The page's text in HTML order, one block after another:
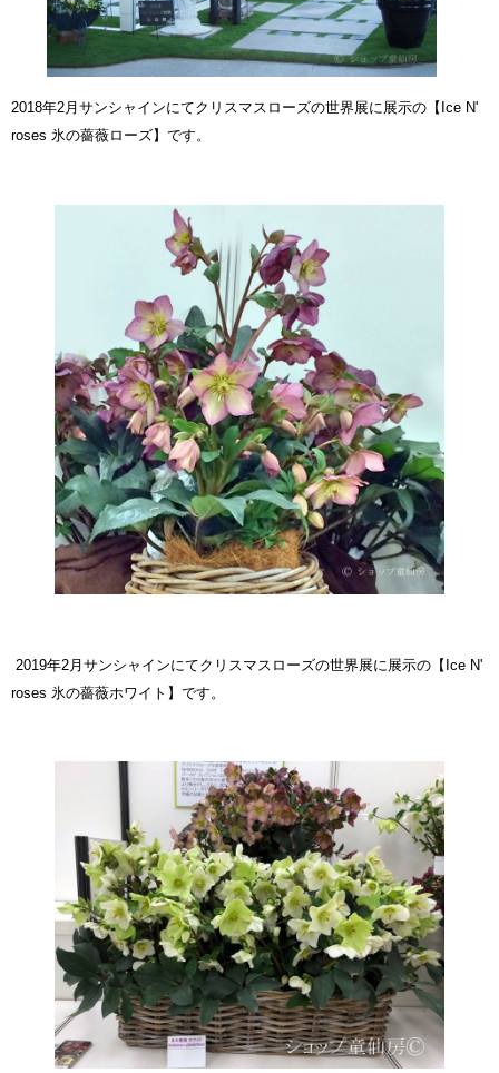
2018年2月サンシャインにてクリスマスローズの世界展に展示の 【Ice N'
roses 氷の薔薇ローズ】 です。
2019年2月サンシャインにてクリスマスローズの世界展に展示の 【Ice N'
roses 氷の薔薇ホワイト】 です。